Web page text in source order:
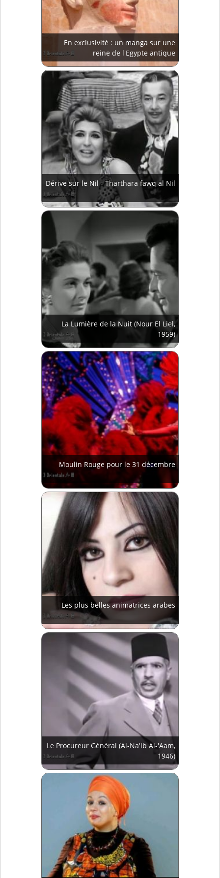
En exclusivité : un manga sur une
reine de l'Egypte antique
Dérive sur le Nil - Tharthara fawq al Nil
La Lumière de la Nuit (Nour El Liel,
1959)
Moulin Rouge pour le 31 décembre
Les plus belles animatrices arabes
Le Procureur Général (Al-Na'ib Al-'Aam,
1946)